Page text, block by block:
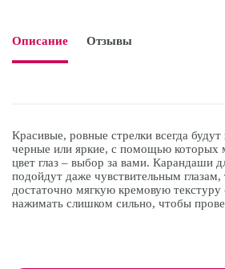
Описание Отзывы
Красивые, ровные стрелки всегда
черные или яркие, с помощью которых
цвет глаз – выбор за вами. Карандаши
подойдут даже чувствительным
достаточно мягкую кремовую текстуру
нажимать слишком сильно, чтобы